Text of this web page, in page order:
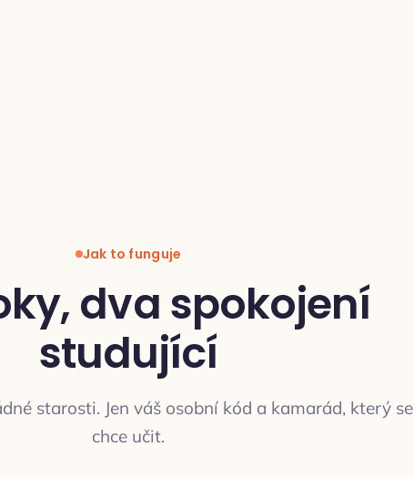
Jak to funguje
dva spokojení
studující
starosti. Jen váš osobní kód a kamarád, který se
chce učit.